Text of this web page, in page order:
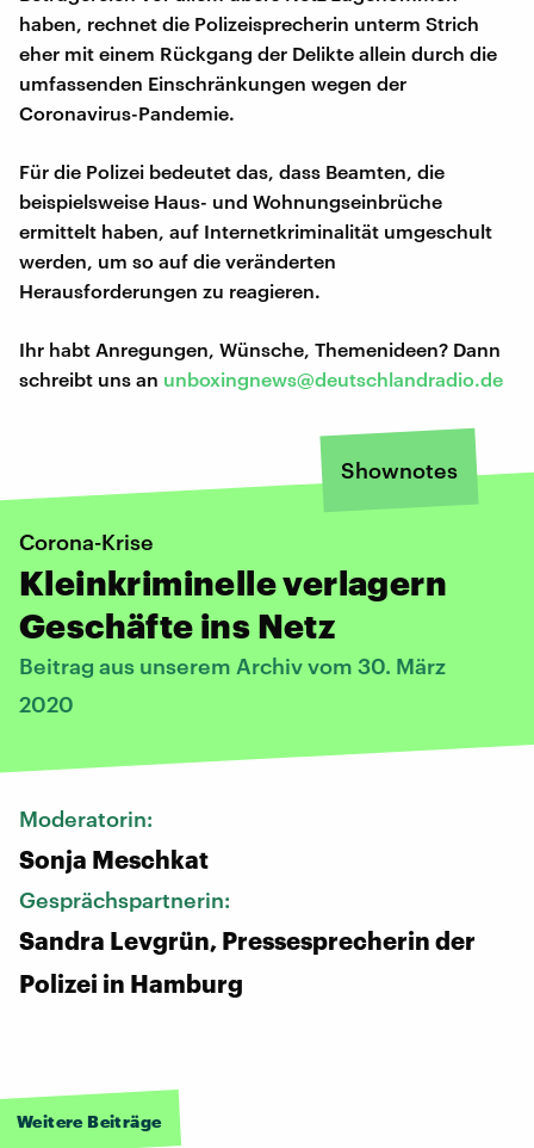
haben, rechnet die Polizeisprecherin unterm Strich
eher mit einem Rückgang der Delikte allein durch die
umfassenden Einschränkungen wegen der
Coronavirus-Pandemie.
Für die Polizei bedeutet das, dass Beamten, die
beispielsweise Haus- und Wohnungseinbrüche
ermittelt haben, auf Internetkriminalität umgeschult
werden, um so auf die veränderten
Herausforderungen zu reagieren.
Ihr habt Anregungen, Wünsche, Themenideen? Dann
schreibt uns an unboxingnews@deutschlandradio.de
Shownotes
Corona-Krise
Kleinkriminelle verlagern
Geschäfte ins Netz
Beitrag aus unserem Archiv vom 30. März
2020
Moderatorin:
Sonja Meschkat
Gesprächspartnerin:
Sandra Levgrün, Pressesprecherin der
Polizei in Hamburg
Weitere Beiträge